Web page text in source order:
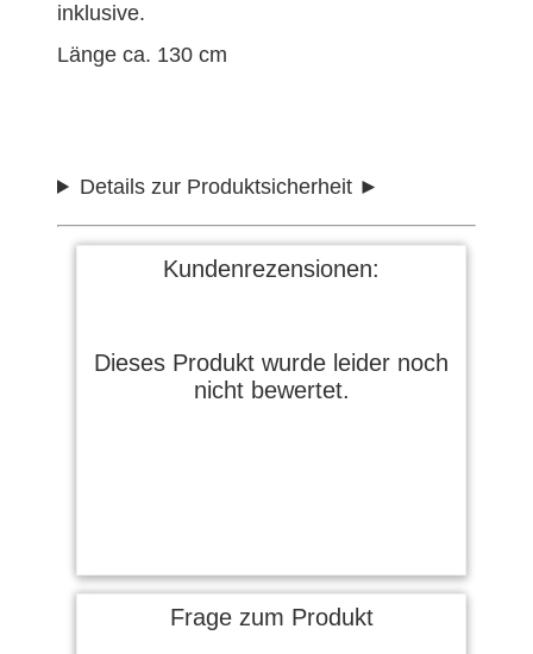
inklusive.
Länge ca. 130 cm
Details zur Produktsicherheit
Kundenrezensionen:
Dieses Produkt wurde leider noch
nicht bewertet.
Frage zum Produkt